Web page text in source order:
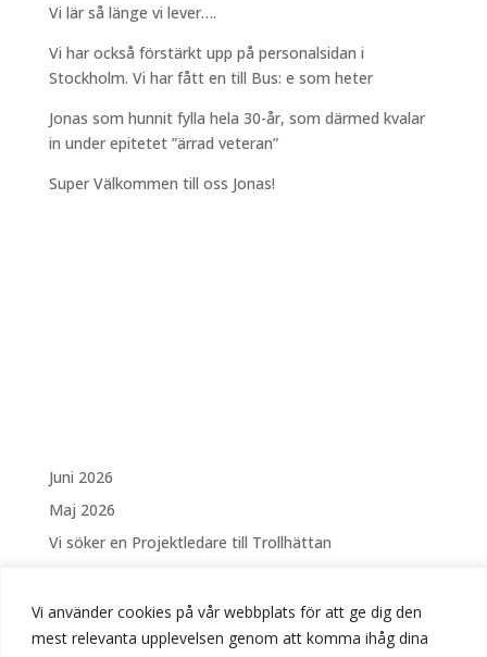
Vi använder cookies på vår webbplats för att ge dig den
mest relevanta upplevelsen genom att komma ihåg dina
Vi lär så länge vi lever….
Vi har också förstärkt upp på personalsidan i
Stockholm. Vi har fått en till Bus: e som heter
Jonas som hunnit fylla hela 30-år, som därmed kvalar
in under epitetet ”ärrad veteran”
Super Välkommen till oss Jonas!
Juni 2026
Maj 2026
Vi söker en Projektledare till Trollhättan
Säsongsanställning – Drift och skötsel av Fontäner
och vattenanläggningar i Linköping